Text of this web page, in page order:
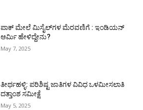
ಪಾಕ್​ ಮೇಲೆ ಮಿಸೈಲ್​ಗಳ ಮೆರವಣಿಗೆ : ಇಂಡಿಯನ್
ಆರ್ಮಿ ಹೇಳಿದ್ದೇನು?
May 7, 2025
ತೀರ್ಥಹಳ್ಳಿ: ಪರಿಶಿಷ್ಟ ಜಾತಿಗಳ ವಿವಿಧ ಒಳಮೀಸಲಾತಿ
ದತ್ತಾಂಶ ಸಮೀಕ್ಷೆ
May 5, 2025